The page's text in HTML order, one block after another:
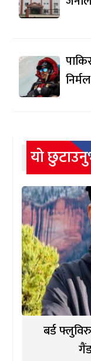
यो
बर्ड